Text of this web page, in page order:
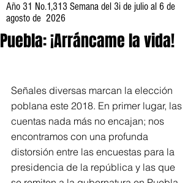
Año 31 No.1,313 Semana del 3i de julio al 6 de
agosto de 2026
Puebla: ¡Arráncame la vida!
Señales diversas marcan la elección
poblana este 2018. En primer lugar, las
cuentas nada más no encajan; nos
encontramos con una profunda
distorsión entre las encuestas para la
presidencia de la república y las que